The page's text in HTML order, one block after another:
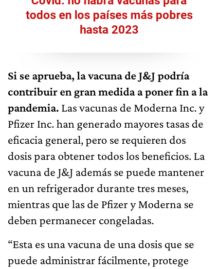
todos en los países más pobres
hasta 2023
Si se aprueba, la vacuna de J&J podría
contribuir en gran medida a poner fin a la
pandemia. Las vacunas de Moderna Inc. y
Pfizer Inc. han generado mayores tasas de
eficacia general, pero se requieren dos
dosis para obtener todos los beneficios. La
vacuna de J&J además se puede mantener
en un refrigerador durante tres meses,
mientras que las de Pfizer y Moderna se
deben permanecer congeladas.
“Esta es una vacuna de una dosis que se
puede administrar fácilmente, protege